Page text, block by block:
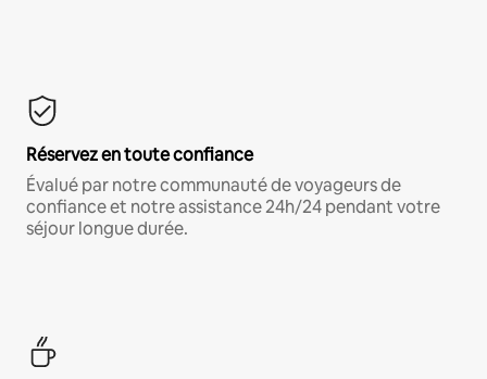
Réservez en toute confiance
Évalué par notre communauté de voyageurs de
confiance et notre assistance 24h/24 pendant votre
séjour longue durée.